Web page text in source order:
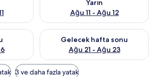
Yarın
Ağu 11 - Ağu 12
kontrol et Ağu 14 - Ağu 16
Gelecek hafta sonu
Ağu 21 - Ağu 23
Önümüzdeki hafta sonu için
3 ve daha fazla yatak